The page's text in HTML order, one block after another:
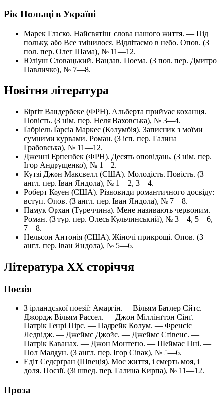
Рік Польщі в Україні
Марек Гласко. Найсвятіші слова нашого життя. — Під
польку, або Все змінилося. Відлітаємо в небо. Опов. (З
пол. пер. Олег Шама), № 11—12.
Юліуш Словацький. Вацлав. Поема. (З пол. пер. Дмитро
Павличко), № 7—8.
Новітня література
Бірґіт Вандербеке (ФРН). Альберта приймає коханця.
Повість. (З нім. пер. Неля Ваховська), № 3—4.
Ґабріель Ґарсіа Маркес (Колумбія). Записник з моїми
сумними курвами. Роман. (З ісп. пер. Галина
Грабовська), № 11—12.
Дженні Ерпенбек (ФРН). Десять оповідань. (З нім. пер.
Ігор Андрущенко), № 1—2.
Кутзі Джон Максвелл (США). Молодість. Повість. (З
англ. пер. Іван Яндола), № 1—2, 3—4.
Роберт Коуен (США). Різновиди романтичного досвіду:
вступ. Опов. (З англ. пер. Іван Яндола), № 7—8.
Памук Орхан (Туреччина). Мене називають червоним.
Роман. (З тур. пер. Олесь Кульчинський), № 3—4, 5—6,
7—8.
Нельсон Антонія (США). Жіночі прикрощі. Опов. (З
англ. пер. Іван Яндола), № 5—6.
Література XX сторіччя
Поезія
З ірландської поезії: Амаргін.— Вільям Батлер Єйтс. —
Джордж Вільям Рассел. — Джон Міллінґтон Сінґ. —
Патрік Генрі Пірс. — Падрейк Колум. — Френсіс
Ледвідж. — Джеймс Джойс. — Джеймс Стівенс. —
Патрік Каванах. — Джон Монтеґю. — Шеймас Пні. —
Пол Малдун. (З англ. пер. Ігор Сівак), № 5—6.
Едіт Седерґран (Швеція). Моє життя, і смерть моя, і
доля. Поезії. (Зі швед. пер. Галина Кирпа), № 11—12.
Проза